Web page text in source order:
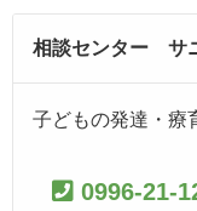
相談センター サ
子どもの発達・療
0996-21-